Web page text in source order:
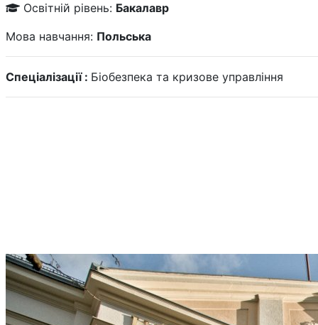
Освітній рівень: Бакалавр
Мова навчання: Польська
Спеціалізації : Біобезпека та кризове управління